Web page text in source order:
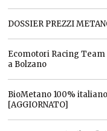
DOSSIER PREZZI
Ecomotori Racing
a Bolzano
BioMetano 100%
[AGGIORNATO]